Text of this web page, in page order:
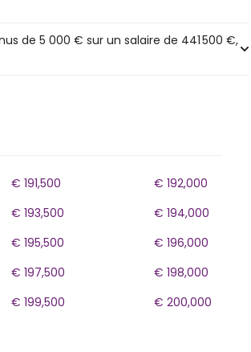
de 5 000 € sur un salaire de 441 500 €,
€ 191,500
€ 192,000
€ 193,500
€ 194,000
€ 195,500
€ 196,000
€ 197,500
€ 198,000
€ 199,500 € 200,000